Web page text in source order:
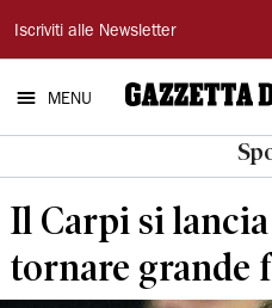
Gazzetta
di
Modena
Iscriviti alle Newsletter
MENU
Il Carpi si
tornare grande